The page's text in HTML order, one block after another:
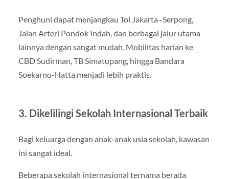
Penghuni dapat menjangkau Tol Jakarta–Serpong,
Jalan Arteri Pondok Indah, dan berbagai jalur utama
lainnya dengan sangat mudah. Mobilitas harian ke
CBD Sudirman, TB Simatupang, hingga Bandara
Soekarno-Hatta menjadi lebih praktis.
3. Dikelilingi Sekolah Internasional Terbaik
Bagi keluarga dengan anak-anak usia sekolah, kawasan
ini sangat ideal.
Beberapa sekolah internasional ternama berada